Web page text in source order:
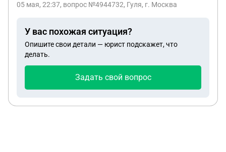
05 мая, 22:37, вопрос №4944732, Гуля, г. Москва
У вас похожая ситуация?
Опишите свои детали — юрист подскажет, что
делать.
Задать свой вопрос